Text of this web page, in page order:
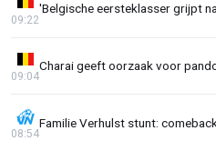
'Belgische eersteklasser grijpt
09:22
Charai geeft oorzaak voor
09:04
Familie Verhulst stunt:
08:54